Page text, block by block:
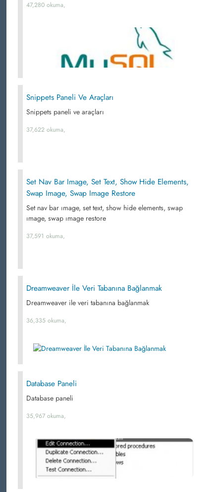
47,280 okuma,
Snippets Paneli Ve Araçları
Snippets paneli ve araçları
37,622 okuma,
Set Nav Bar Image, Set Text, Show Hide Elements,
Swap Image, Swap Image Restore
Set nav bar ımage, set text, show hide elements, swap
ımage, swap ımage restore
37,591 okuma,
Dreamweaver İle Veri Tabanına Bağlanmak
Dreamweaver ile veri tabanına bağlanmak
36,335 okuma,
Database Paneli
Database paneli
35,967 okuma,